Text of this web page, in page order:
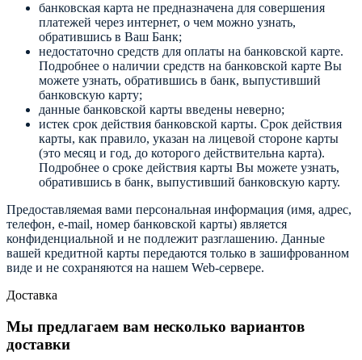
банковская карта не предназначена для совершения
платежей через интернет, о чем можно узнать,
обратившись в Ваш Банк;
недостаточно средств для оплаты на банковской карте.
Подробнее о наличии средств на банковской карте Вы
можете узнать, обратившись в банк, выпустивший
банковскую карту;
данные банковской карты введены неверно;
истек срок действия банковской карты. Срок действия
карты, как правило, указан на лицевой стороне карты
(это месяц и год, до которого действительна карта).
Подробнее о сроке действия карты Вы можете узнать,
обратившись в банк, выпустивший банковскую карту.
Предоставляемая вами персональная информация (имя, адрес,
телефон, e-mail, номер банковской карты) является
конфиденциальной и не подлежит разглашению. Данные
вашей кредитной карты передаются только в зашифрованном
виде и не сохраняются на нашем Web-сервере.
Доставка
Мы предлагаем вам несколько вариантов
доставки